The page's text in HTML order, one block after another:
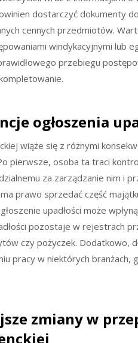
dostarczyć dokumenty
cennych przedmiotów.
windykacyjnymi lub
przebiegu
ogłoszenia
wiąże się z różnymi
pierwsze, osoba ta traci
za zarządzanie nim i
prawo sprzedać część
upadłości może
pozostaje w rejestrach
czy pożyczek. Dodatkowo,
pracy w niektórych
zmiany w